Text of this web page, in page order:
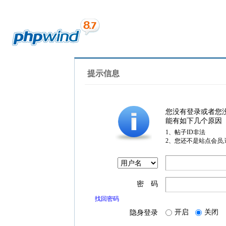
提示信息
您没有登录或者您
能有如下几个原因
1、帖子ID非法
2、您还不是站点会员
密 码
找回密码
隐身登录 开启 关闭